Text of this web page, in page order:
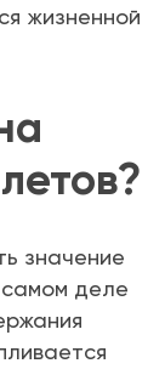
жизненной
значение
самом деле